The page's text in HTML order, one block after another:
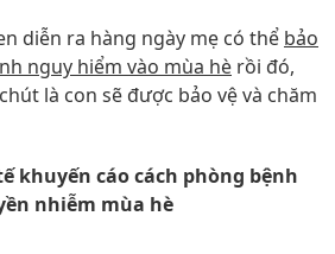
diễn ra hàng ngày mẹ có thể bảo
nguy hiểm vào mùa hè rồi đó,
là con sẽ được bảo vệ và chăm
khuyến cáo cách phòng bệnh
nhiễm mùa hè